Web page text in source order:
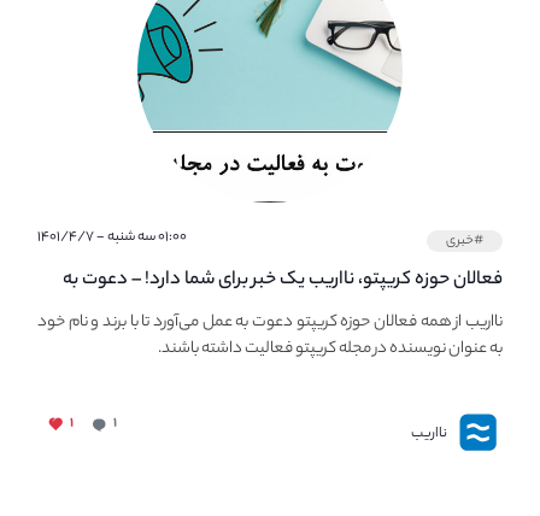
#خبری ۰۱:۰۰ سه شنبه - ۱۴۰۱/۴/۷
فعالان حوزه کریپتو، نااریب یک خبر برای شما دارد! – دعوت به
فعالیت در مجله کریپتو
نااریب از همه فعالان حوزه کریپتو دعوت به عمل می‌آورد تا با برند و نام خود
به عنوان نویسنده در مجله کریپتو فعالیت داشته باشند.
نااریب ۱ ۱